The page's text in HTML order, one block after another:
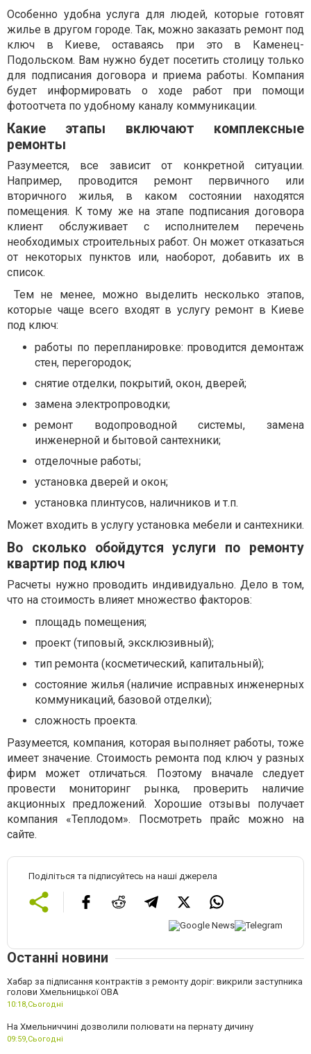
Особенно удобна услуга для людей, которые готовят
жилье в другом городе. Так, можно заказать ремонт под
ключ в Киеве, оставаясь при это в Каменец-
Подольском. Вам нужно будет посетить столицу только
для подписания договора и приема работы. Компания
будет информировать о ходе работ при помощи
фотоотчета по удобному каналу коммуникации.
Какие этапы включают комплексные
ремонты
Разумеется, все зависит от конкретной ситуации.
Например, проводится ремонт первичного или
вторичного жилья, в каком состоянии находятся
помещения. К тому же на этапе подписания договора
клиент обслуживает с исполнителем перечень
необходимых строительных работ. Он может отказаться
от некоторых пунктов или, наоборот, добавить их в
список.
Тем не менее, можно выделить несколько этапов,
которые чаще всего входят в услугу ремонт в Киеве
под ключ:
работы по перепланировке: проводится демонтаж
стен, перегородок;
снятие отделки, покрытий, окон, дверей;
замена электропроводки;
ремонт водопроводной системы, замена
инженерной и бытовой сантехники;
отделочные работы;
установка дверей и окон;
установка плинтусов, наличников и т.п.
Может входить в услугу установка мебели и сантехники.
Во сколько обойдутся услуги по ремонту
квартир под ключ
Расчеты нужно проводить индивидуально. Дело в том,
что на стоимость влияет множество факторов:
площадь помещения;
проект (типовый, эксклюзивный);
тип ремонта (косметический, капитальный);
состояние жилья (наличие исправных инженерных
коммуникаций, базовой отделки);
сложность проекта.
Разумеется, компания, которая выполняет работы, тоже
имеет значение. Стоимость ремонта под ключ у разных
фирм может отличаться. Поэтому вначале следует
провести мониторинг рынка, проверить наличие
акционных предложений. Хорошие отзывы получает
компания «Теплодом». Посмотреть прайс можно на
сайте.
Поділіться та підписуйтесь на наші джерела
Останні новини
Хабар за підписання контрактів з ремонту доріг: викрили заступника
голови Хмельницької ОВА
10:18,Сьогодні
На Хмельниччині дозволили полювати на пернату дичину
09:59,Сьогодні